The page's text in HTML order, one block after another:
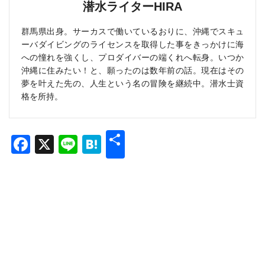
潜水ライターHIRA
群馬県出身。サーカスで働いているおりに、沖縄でスキュ
ーバダイビングのライセンスを取得した事をきっかけに海
への憧れを強くし、プロダイバーの端くれへ転身。いつか
沖縄に住みたい！と、願ったのは数年前の話。現在はその
夢を叶えた先の、人生という名の冒険を継続中。潜水士資
格を所持。
Facebook
X LineHatena